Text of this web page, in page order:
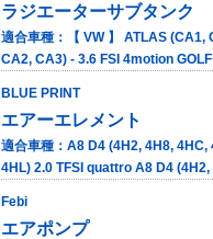
ラジエーターサブタンク
適合車種：【 VW 】 ATLAS
CA2, CA3) - 3.6 FSI 4motion
BLUE PRINT
エアーエレメント
適合車種：A8 D4 (4H2, 4H8,
4HL) 2.0 TFSI quattro A8 D4 (4H2,
Febi
エアポンプ